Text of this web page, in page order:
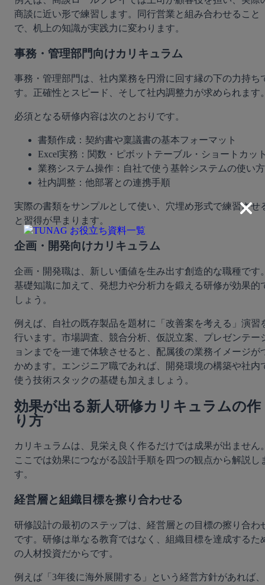
商談に近い形で練習します。同行営業と組み合わせること
で、机上の知識が実践力に変わります。
事務・管理部門向けカリキュラム
事務・管理部門は、社内業務を円滑に回す縁の下の力持ち
す。正確性とスピード、そして社内調整力が求められます
必須となる研修内容は次のとおりです。
書類作成：契約書や稟議書の基本フォーマット
Excel実務：関数・ピボットテーブル・ショートカッ
業務システム操作：自社で使う基幹システムの使い方
社内調整：他部署との連携手順
実際の書類をサンプルとして使い、穴埋め形式で練習させ
と習得が早まります。
企画・開発向けカリキュラム
企画・開発職は、新しい価値を生み出す創造的な職種です
基礎知識に加えて、発想力や分析力を鍛える研修が効果的
しょう。
例えば、自社の既存製品を題材に「改善案を考える」演習
行います。市場調査、競合分析、仮説立案、プレゼンテー
ョンまでを一連で体験させると、配属後の業務イメージが
かめます。エンジニア職であれば、開発環境の構築や社内
使う技術スタックの基礎も加えましょう。
効果が出る新人研修カリキュラムの作
り方
カリキュラムは、見栄え良く作るだけでは成果が出ません
ここでは効果につながる設計手順を四つの観点から解説し
す。
経営層と組織目標を擦り合わせる
研修設計の最初のステップは、経営層との目標の擦り合わ
です。研修は単なる教育ではなく、組織目標を達成するた
の人材投資だからです。
例えば「3年後に海外展開する」という経営方針があれば、